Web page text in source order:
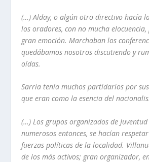
(…) Alday, o algún otro directivo hacía
los oradores, con no mucha
gran emoción. Marchaban los
quedábamos nosotros discutiendo y
oídas.
Sarria tenía muchos partidarios por
que eran como la esencia del
(…) Los grupos organizados de Juventud
numerosos entonces, se hacían
fuerzas políticas de la localidad.
de los más activos; gran organizador,